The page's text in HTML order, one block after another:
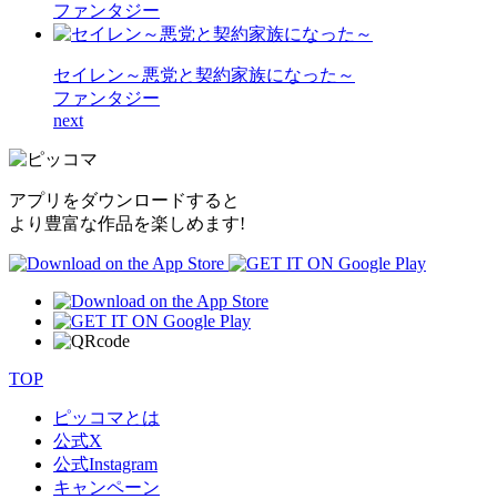
ファンタジー
セイレン～悪党と契約家族になった～
ファンタジー
next
アプリをダウンロードすると
より豊富な作品を楽しめます!
TOP
ピッコマとは
公式X
公式Instagram
キャンペーン